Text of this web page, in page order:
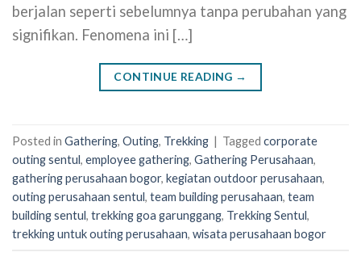
berjalan seperti sebelumnya tanpa perubahan yang
signifikan. Fenomena ini […]
CONTINUE READING →
Posted in Gathering Outing Trekking | Tagged corporate
outing sentul employee gathering Gathering Perusahaan
gathering perusahaan bogor, kegiatan outdoor perusahaan
outing perusahaan sentul team building perusahaan team
building sentul trekking goa garunggang Trekking Sentul
trekking untuk outing perusahaan wisata perusahaan bogor